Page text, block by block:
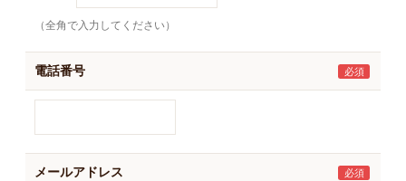
（全角で入力してください）
電話番号
メールアドレス